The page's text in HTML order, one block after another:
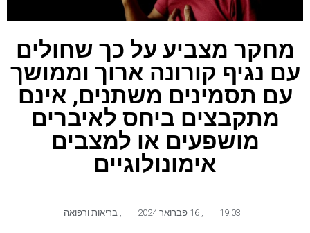
מחקר מצביע על כך שחולים
עם נגיף קורונה ארוך וממושך
עם תסמינים משתנים, אינם
מתקבצים ביחס לאיברים
מושפעים או למצבים
אימונולוגיים
19:03 בריאות ורפואה